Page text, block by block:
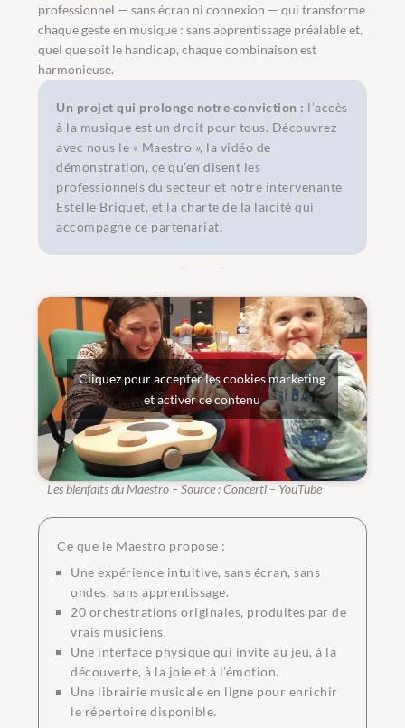
professionnel — sans écran ni connexion — qui transforme
chaque geste en musique : sans apprentissage préalable et,
quel que soit le handicap, chaque combinaison est
harmonieuse.
Un projet qui prolonge notre conviction : l’accès
à la musique est un droit pour tous. Découvrez
avec nous le « Maestro », la vidéo de
démonstration, ce qu’en disent les
professionnels du secteur et notre intervenante
Estelle Briquet, et la charte de la laïcité qui
accompagne ce partenariat.
Cliquez pour accepter les cookies marketing
et activer ce contenu
Les bienfaits du Maestro – Source : Concerti – YouTube
Ce que le Maestro propose :
Une expérience intuitive, sans écran, sans
ondes, sans apprentissage.
20 orchestrations originales, produites par de
vrais musiciens.
Une interface physique qui invite au jeu, à la
découverte, à la joie et à l’émotion.
Une librairie musicale en ligne pour enrichir
le répertoire disponible.